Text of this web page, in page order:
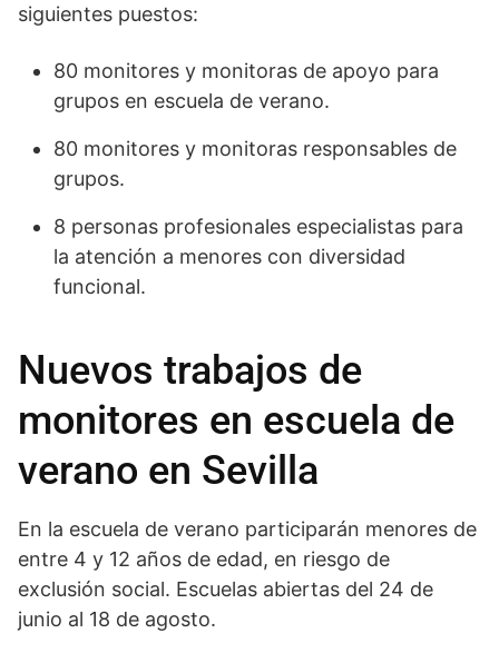
siguientes puestos:
80 monitores y monitoras de apoyo para
grupos en escuela de verano.
80 monitores y monitoras responsables de
grupos.
8 personas profesionales especialistas para
la atención a menores con diversidad
funcional.
Nuevos trabajos de
monitores en escuela de
verano en Sevilla
En la escuela de verano participarán menores de
entre 4 y 12 años de edad, en riesgo de
exclusión social. Escuelas abiertas del 24 de
junio al 18 de agosto.